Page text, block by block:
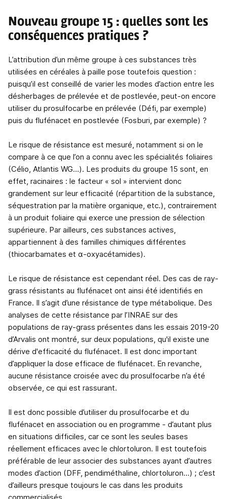
Nouveau groupe 15 : quelles sont les
conséquences pratiques ?
L’attribution d’un même groupe à ces substances très
utilisées en céréales à paille pose toutefois question :
puisqu’il est conseillé de varier les modes d’action entre les
désherbages de prélevée et de postlevée, peut-on encore
utiliser du prosulfocarbe en prélevée (Défi, par exemple)
puis du flufénacet en postlevée (Fosburi, par exemple) ?
Le risque de résistance est mesuré, notamment si on le
compare à ce que l’on a connu avec les spécialités foliaires
(Célio, Atlantis WG…). Les produits du groupe 15 sont, en
effet, racinaires : le facteur « sol » intervient donc
grandement sur leur efficacité (répartition de la substance,
séquestration par la matière organique, etc.), contrairement
à un produit foliaire qui exerce une pression de sélection
supérieure. Par ailleurs, ces substances actives,
appartiennent à des familles chimiques différentes
(thiocarbamates et α-oxyacétamides).
Le risque de résistance est cependant réel. Des cas de ray-
grass résistants au flufénacet ont ainsi été identifiés en
France. Il s’agit d’une résistance de type métabolique. Des
analyses de cette résistance par l’INRAE sur des
populations de ray-grass présentes dans les essais 2019-20
d’Arvalis ont montré, sur deux populations, qu'il existe une
dérive d'efficacité du flufénacet. Il est donc important
d’appliquer la dose efficace de flufénacet. En revanche,
aucune résistance croisée avec du prosulfocarbe n’a été
observée, ce qui est rassurant.
Il est donc possible d’utiliser du prosulfocarbe et du
flufénacet en association ou en programme - d’autant plus
en situations difficiles, car ce sont les seules bases
réellement efficaces avec le chlortoluron. Il est toutefois
préférable de leur associer des substances ayant d’autres
modes d’action (DFF, pendiméthaline, chlortoluron…) ; c’est
d’ailleurs presque toujours le cas dans les produits